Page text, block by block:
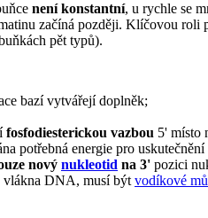
není konstantní, u rychle se
začíná později. Klíčovou
pět typů).
bazí vytvářejí doplněk;
fosfodiesterickou vazbou 5' místo
potřebná energie pro uskutečnění
nový nukleotid na 3' pozici
vlákna DNA, musí být vodíkové